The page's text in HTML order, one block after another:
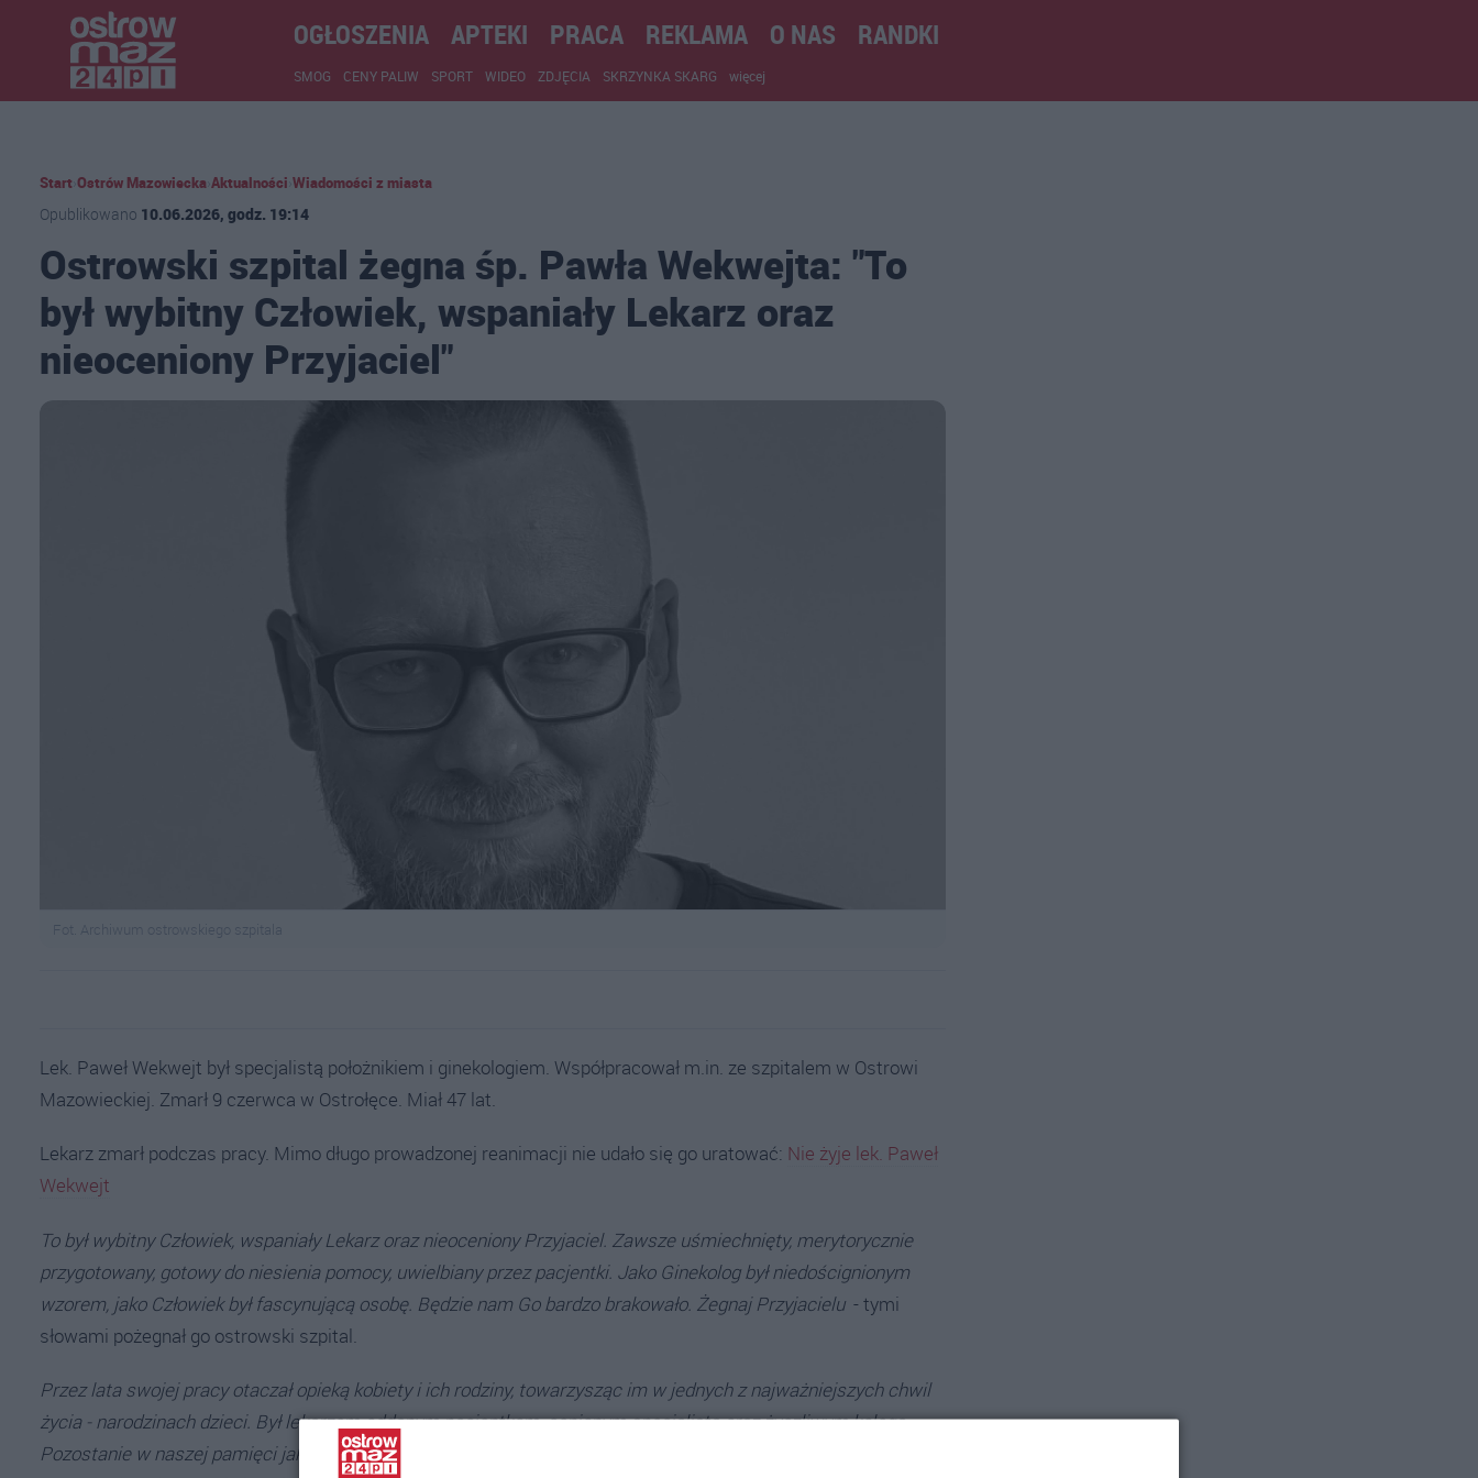
OGŁOSZENIA APTEKI PRACA REKLAMA O NAS RANDKI
SMOG CENY PALIW SPORT WIDEO ZDJĘCIA SKRZYNKA SKARG więcej
Start Ostrów Mazowiecka Aktualności Wiadomości z miasta
Opublikowano 10.06.2026, godz. 19:14
Ostrowski szpital żegna śp. Pawła Wekwejta: "To
był wybitny Człowiek, wspaniały Lekarz oraz
nieoceniony Przyjaciel"
Fot. Archiwum ostrowskiego szpitala
Lek. Paweł Wekwejt był specjalistą położnikiem i ginekologiem. Współpracował m.in. ze szpitalem w Ostrowi
Mazowieckiej. Zmarł 9 czerwca w Ostrołęce. Miał 47 lat.
Lekarz zmarł podczas pracy. Mimo długo prowadzonej reanimacji nie udało się go uratować: Nie żyje lek. Paweł
Wekwejt
To był wybitny Człowiek, wspaniały Lekarz oraz nieoceniony Przyjaciel. Zawsze uśmiechnięty, merytorycznie
przygotowany, gotowy do niesienia pomocy, uwielbiany przez pacjentki. Jako Ginekolog był niedoścignionym
wzorem, jako Człowiek był fascynującą osobę. Będzie nam Go bardzo brakowało. Żegnaj Przyjacielu- tymi
słowami pożegnał go ostrowski szpital.
Przez lata swojej pracy otaczał opieką kobiety i ich rodziny, towarzysząc im w jednych z najważniejszych chwil
życia - narodzinach dzieci. Był lekarzem oddanym pacjentkom, cenionym specjalistą oraz życzliwym kolegą.
Pozostanie w naszej pamięci jako człowiek pełen profesjonalizmu, empatii i spokoju, który każdego dnia swoją